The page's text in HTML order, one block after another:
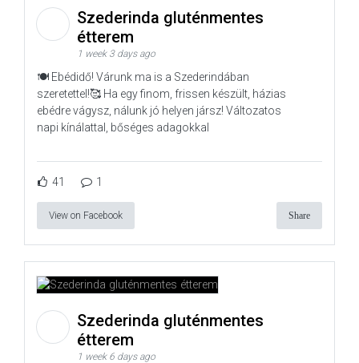
Szederinda gluténmentes
étterem
1 week 3 days ago
🍽️ Ebédidő! Várunk ma is a Szederindában
szeretettel!🥰 Ha egy finom, frissen készült, házias
ebédre vágysz, nálunk jó helyen jársz! Változatos
napi kínálattal, bőséges adagokkal
41 1
View on Facebook Share
Szederinda gluténmentes
étterem
1 week 6 days ago